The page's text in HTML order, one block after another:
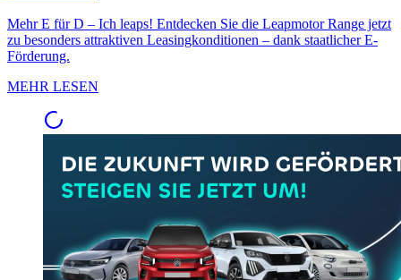
Mehr E für D – Ich leaps! Entdecken Sie die Leapmotor Range jetzt
zu besonders attraktiven Leasingkonditionen – dank staatlicher E-
Förderung.
MEHR LESEN